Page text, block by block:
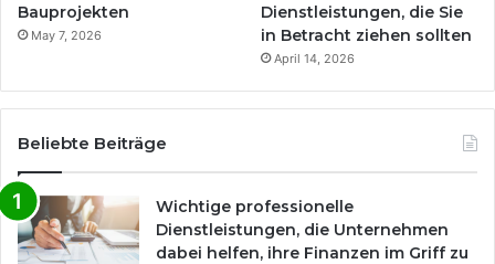
Bauprojekten
May 7, 2026
Dienstleistungen, die Sie
in Betracht ziehen sollten
April 14, 2026
Beliebte Beiträge
Wichtige professionelle
Dienstleistungen, die Unternehmen
dabei helfen, ihre Finanzen im Griff zu